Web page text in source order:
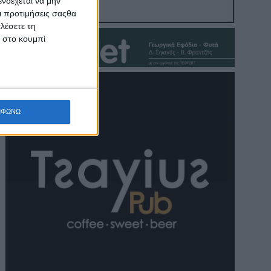
προτιμήσεις σαςθα
τη
στο κουμπί